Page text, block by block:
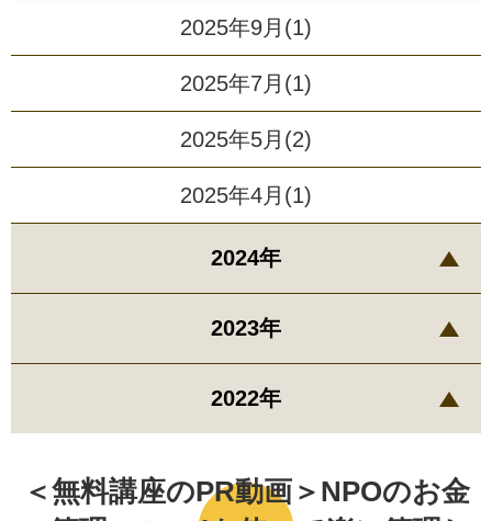
＜無料講座のPR動画＞NPOのお金
2025年9月(1)
2025年7月(1)
2025年5月(2)
2025年4月(1)
2024年
2023年
2022年